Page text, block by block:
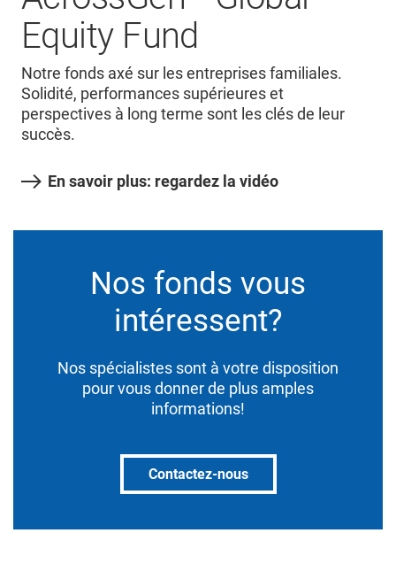
Equity Fund
Notre fonds axé sur les entreprises familiales.
Solidité, performances supérieures et
perspectives à long terme sont les clés de leur
succès.
En savoir plus: regardez la vidéo
Nos fonds vous
intéressent?
Nos spécialistes sont à votre disposition
pour vous donner de plus amples
informations!
Contactez-nous